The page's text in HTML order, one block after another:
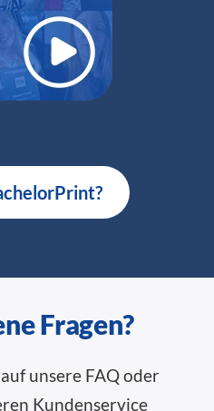
Fragen?
unsere FAQ oder
Kundenservice